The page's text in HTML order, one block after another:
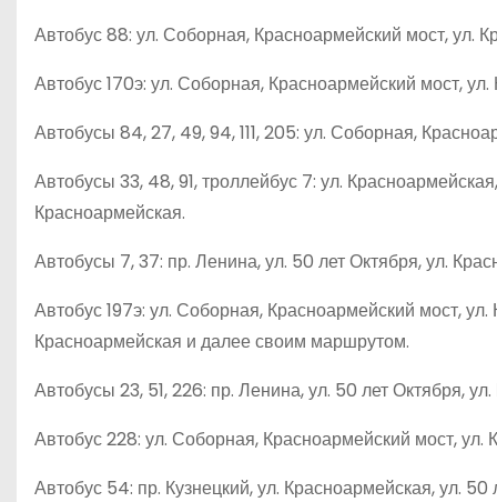
Автобус 88: ул. Соборная, Красноармейский мост, ул.
Автобус 170э: ул. Соборная, Красноармейский мост,
Автобусы 84, 27, 49, 94, 111, 205: ул. Соборная,
Автобусы 33, 48, 91, троллейбус 7: ул.
Красноармейская.
Автобусы 7, 37: пр. Ленина, ул. 50 лет Октября, ул.
Автобус 197э: ул. Соборная, Красноармейский мост,
Красноармейская и далее своим маршрутом.
Автобусы 23, 51, 226: пр. Ленина, ул. 50 лет Октября,
Автобус 228: ул. Соборная, Красноармейский мост,
Автобус 54: пр. Кузнецкий, ул. Красноармейская, ул.